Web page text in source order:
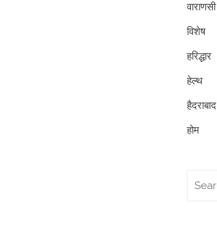
वाराणसी
विशेष
हरिद्धार
हेल्थ
हैदराबाद
होम